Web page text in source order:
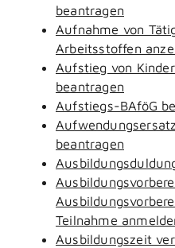
beantragen
Aufnahme von
Arbeitsstoffen
Aufstieg von
beantragen
Aufstiegs-BAföG
beantragen
Teilnahme
Ausbildungszeit